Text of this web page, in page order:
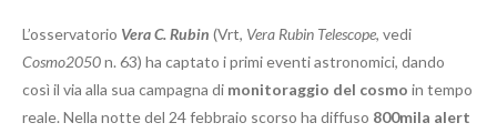
L’osservatorio Vera C. Rubin (Vrt, Vera Rubin Telescope, vedi
Cosmo2050n. 63) ha captato i primi eventi astronomici, dando
così il via alla sua campagna di monitoraggio del cosmo in tempo
reale. Nella notte del 24 febbraio scorso ha diffuso 800mila alert